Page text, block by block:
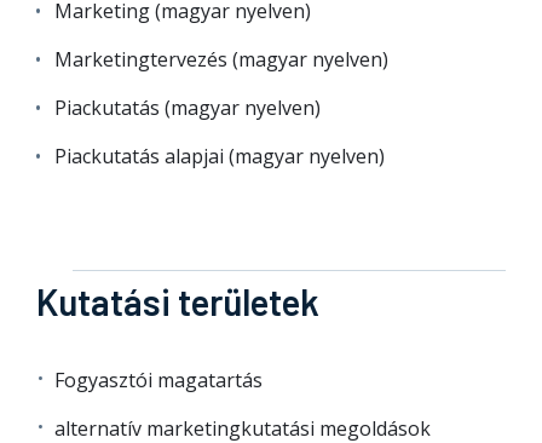
Marketing (magyar nyelven)
Marketingtervezés (magyar nyelven)
Piackutatás (magyar nyelven)
Piackutatás alapjai (magyar nyelven)
Kutatási területek
Fogyasztói magatartás
alternatív marketingkutatási megoldások